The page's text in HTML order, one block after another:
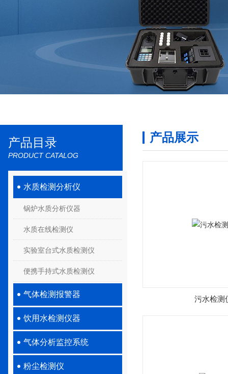
产品目录
PRODUCT CATALOG
水质检测分析仪
锅炉水质分析仪器
水质在线检测仪
实验室台式水质检测仪
便携手持式水质检测仪
气体检测报警器
饮用水检测仪器
气体分析监控系统
粉尘检测仪
产品展示
污水检测